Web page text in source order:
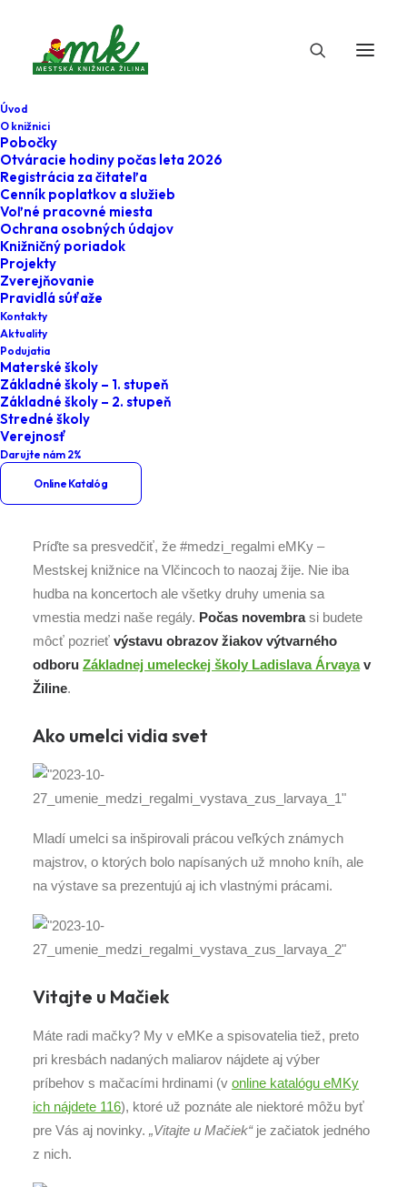
Úvod
O knižnici
Pobočky
Otváracie hodiny počas leta 2026
Registrácia za čitateľa
Cenník poplatkov a služieb
Voľné pracovné miesta
Ochrana osobných údajov
Knižničný poriadok
Projekty
Zverejňovanie
Pravidlá súťaže
Kontakty
Aktuality
Podujatia
Materské školy
Základné školy – 1. stupeň
Základné školy – 2. stupeň
Stredné školy
Verejnosť
Darujte nám 2%
Online Katalóg
Umenie
Home
Podujatia
Umenie #medzi_regalmi
Príďte sa presvedčiť, že #medzi_regalmi eMKy –
Mestskej knižnice na Vlčincoch to naozaj žije. Nie iba
hudba na koncertoch ale všetky druhy umenia sa
vmestia medzi naše regály. Počas novembrasi budete
môcť pozrieť výstavu obrazov žiakov výtvarného
odboru Základnej umeleckej školy Ladislava Árvayav
Žiline.
Ako umelci vidia svet
Mladí umelci sa inšpirovali prácou veľkých známych
majstrov, o ktorých bolo napísaných už mnoho kníh, ale
na výstave sa prezentujú aj ich vlastnými prácami.
Vitajte u Mačiek
Máte radi mačky? My v eMKe a spisovatelia tiež, preto
pri kresbách nadaných maliarov nájdete aj výber
príbehov s mačacími hrdinami (v online katalógu eMKy
ich nájdete 116), ktoré už poznáte ale niektoré môžu byť
pre Vás aj novinky. „Vitajte u Mačiek“je začiatok jedného
z nich.